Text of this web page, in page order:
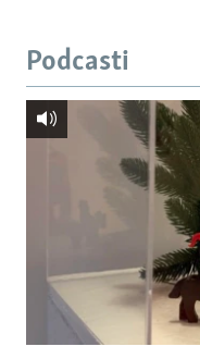
Podcasti